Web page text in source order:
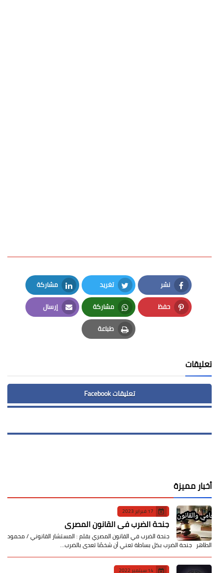
نشر
Facebook
تغريد
Twitter
مشاركة
LinkedIn
حفظ
Pinterest
مشاركة
Whatsapp
إرسال
Email
طباعة
Print
تعليقات
تعليقات Facebook
أخبار مميزة
17 فبراير 2023
جنحة الضرب في القانون المصري
جنحة الضرب في القانون المصري بقلم : المستشار القانوني / محمود
الطاهر جنحة الضرب بكل بساطة تعني أن شخصًا تعدى بالضرب…
14 سبتمبر 2022